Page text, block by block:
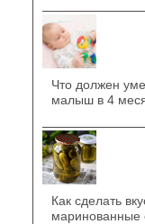
Что должен
малыш в 4
Как сделать
маринованные